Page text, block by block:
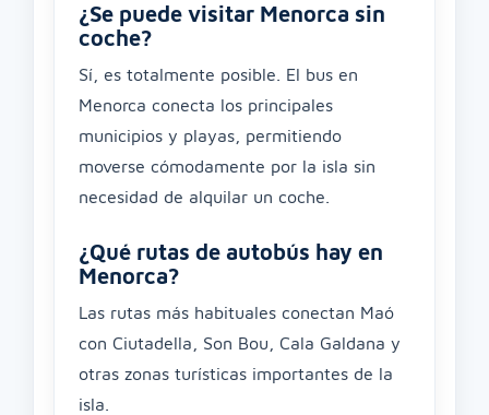
¿Se puede visitar Menorca sin
coche?
Sí, es totalmente posible. El bus en
Menorca conecta los principales
municipios y playas, permitiendo
moverse cómodamente por la isla sin
necesidad de alquilar un coche.
¿Qué rutas de autobús hay en
Menorca?
Las rutas más habituales conectan Maó
con Ciutadella, Son Bou, Cala Galdana y
otras zonas turísticas importantes de la
isla.